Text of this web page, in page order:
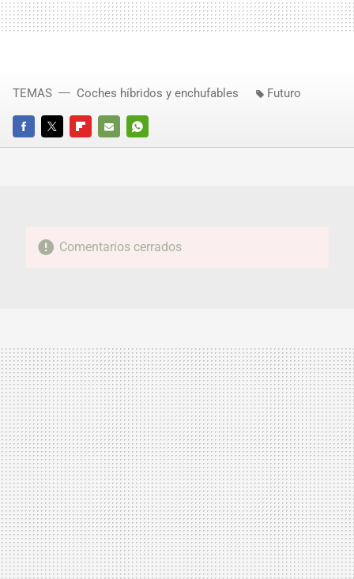
FACEBOOKTWITTERFLIPBOARD
E-
WHATSAPP
TEMAS Coches híbridos y enchufables Futuro
Comentarios cerrados